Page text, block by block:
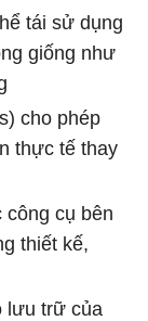
tái sử dụng
giống như
cho phép
thực tế thay
công cụ bên
thiết kế,
lưu trữ của